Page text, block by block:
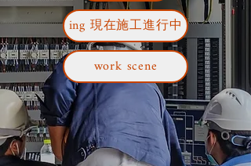
ing 現在施工進行中
work scene